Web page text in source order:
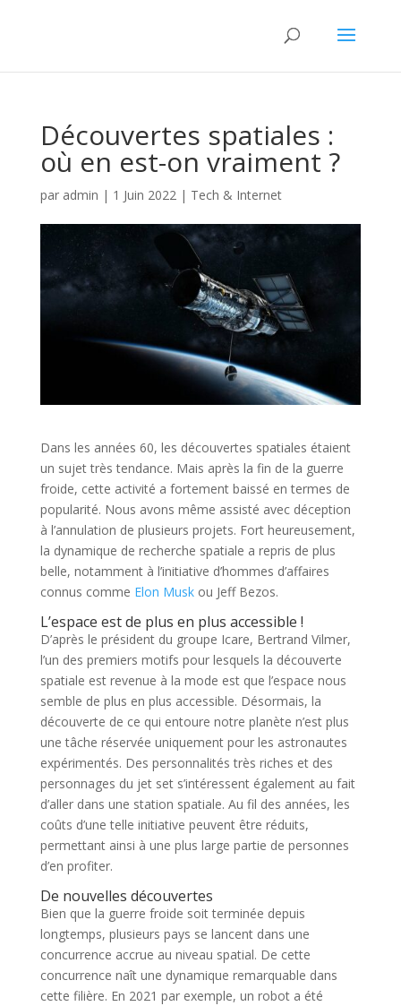
Découvertes spatiales :
où en est-on vraiment ?
par admin | 1 Juin 2022| Tech & Internet
Dans les années 60, les découvertes spatiales étaient
un sujet très tendance. Mais après la fin de la guerre
froide, cette activité a fortement baissé en termes de
popularité. Nous avons même assisté avec déception
à l’annulation de plusieurs projets. Fort heureusement,
la dynamique de recherche spatiale a repris de plus
belle, notamment à l’initiative d’hommes d’affaires
connus comme Elon Muskou Jeff Bezos.
L’espace est de plus en plus accessible !
D’après le président du groupe Icare, Bertrand Vilmer,
l’un des premiers motifs pour lesquels la découverte
spatiale est revenue à la mode est que l’espace nous
semble de plus en plus accessible. Désormais, la
découverte de ce qui entoure notre planète n’est plus
une tâche réservée uniquement pour les astronautes
expérimentés. Des personnalités très riches et des
personnages du jet set s’intéressent également au fait
d’aller dans une station spatiale. Au fil des années, les
coûts d’une telle initiative peuvent être réduits,
permettant ainsi à une plus large partie de personnes
d’en profiter.
De nouvelles découvertes
Bien que la guerre froide soit terminée depuis
longtemps, plusieurs pays se lancent dans une
concurrence accrue au niveau spatial. De cette
concurrence naît une dynamique remarquable dans
cette filière. En 2021 par exemple, un robot a été